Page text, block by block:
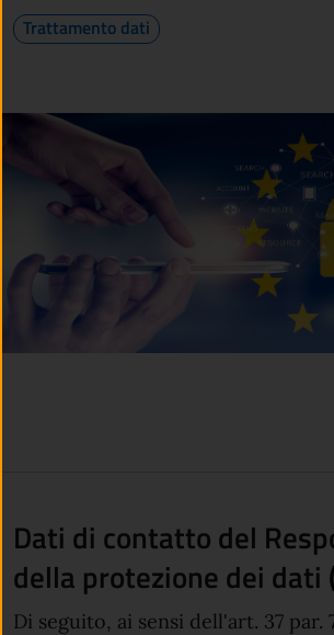
Trattamento dati
Dati di contatto del
della protezione dei dati
Di seguito, ai sensi dell'art. 37 par.